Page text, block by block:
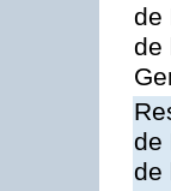
de
de
de
de